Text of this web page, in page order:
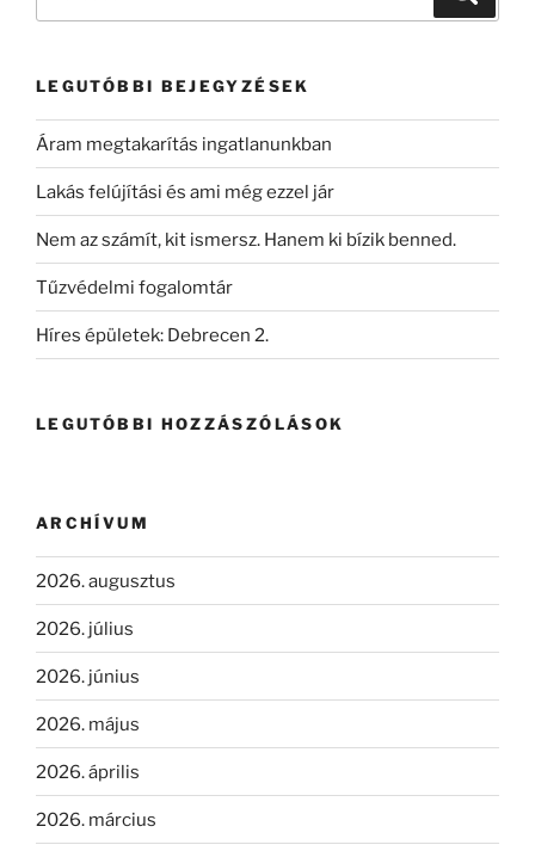
LEGUTÓBBI BEJEGYZÉSEK
Áram megtakarítás ingatlanunkban
Lakás felújítási és ami még ezzel jár
Nem az számít, kit ismersz. Hanem ki bízik benned.
Tűzvédelmi fogalomtár
Híres épületek: Debrecen 2.
LEGUTÓBBI HOZZÁSZÓLÁSOK
ARCHÍVUM
2026. augusztus
2026. július
2026. június
2026. május
2026. április
2026. március